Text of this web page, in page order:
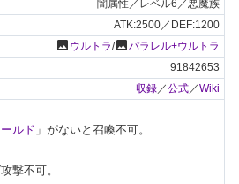
闇属性／レベル6／悪魔族
ATK:2500／DEF:1200
photo ウルトラ/photoパラレル+ウルトラ
91842653
収録／公式／Wiki
ルド 」がないと召喚不可。
撃不可。